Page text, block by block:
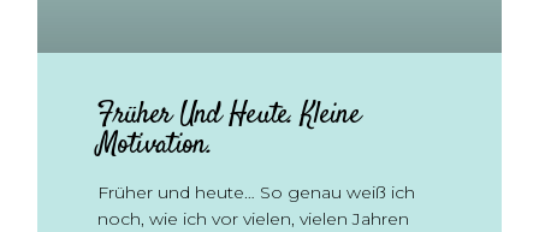
Früher Und Heute. Kleine
Motivation.
Früher und heute… So genau weiß ich
noch, wie ich vor vielen, vielen Jahren